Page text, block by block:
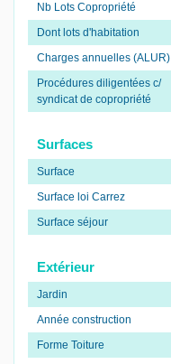
Nb Lots Copropriété
Dont lots d'habitation
Charges annuelles (ALUR)
Procédures diligentées c/
syndicat de copropriété
Surfaces
Surface
Surface loi Carrez
Surface séjour
Extérieur
Jardin
Année construction
Forme Toiture